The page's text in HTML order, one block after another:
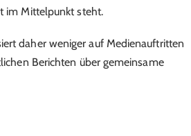
im Mittelpunkt steht.
daher weniger auf Medienauftritten
Berichten über gemeinsame